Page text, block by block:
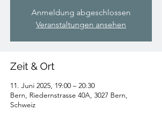
Anmeldung abgeschlossen
Veranstaltungen ansehen
Zeit & Ort
11. Juni 2025, 19:00 – 20:30
Bern, Riedernstrasse 40A, 3027 Bern,
Schweiz